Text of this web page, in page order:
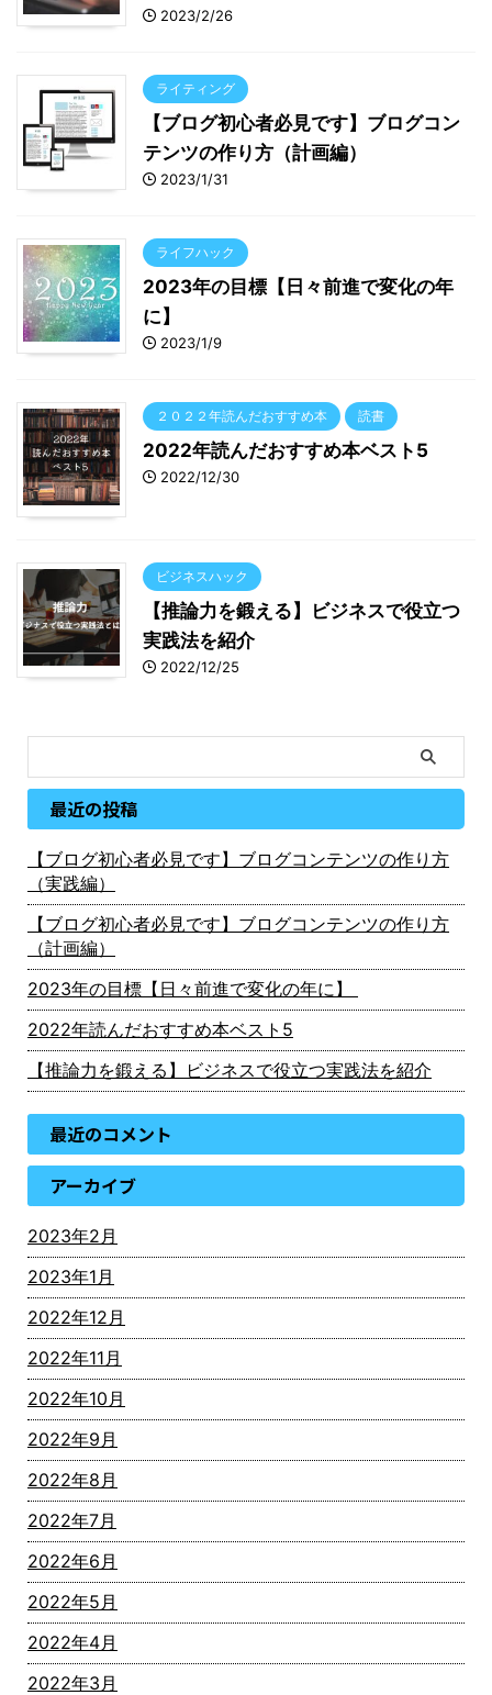
2023/2/26
ライティング
【ブログ初心者必見です】ブログコン
テンツの作り方（計画編）
2023/1/31
ライフハック
2023年の目標【日々前進で変化の年
に】
2023/1/9
２０２２年読んだおすすめ本 読書
2022年読んだおすすめ本ベスト5
2022/12/30
ビジネスハック
【推論力を鍛える】ビジネスで役立つ
実践法を紹介
2022/12/25
最近の投稿
【ブログ初心者必見です】ブログコンテンツの作り方
（実践編）
【ブログ初心者必見です】ブログコンテンツの作り方
（計画編）
2023年の目標【日々前進で変化の年に】
2022年読んだおすすめ本ベスト5
【推論力を鍛える】ビジネスで役立つ実践法を紹介
最近のコメント
アーカイブ
2023年2月
2023年1月
2022年12月
2022年11月
2022年10月
2022年9月
2022年8月
2022年7月
2022年6月
2022年5月
2022年4月
2022年3月